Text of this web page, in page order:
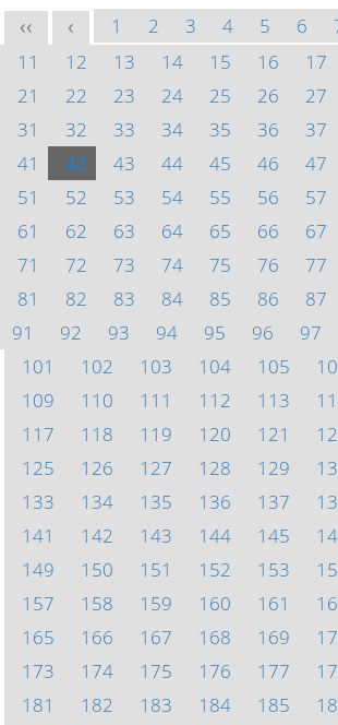
<< < 1 2 3 4 5 6
11
12 13 14 15 16 17
21
22 23 24 25 26 27
31
32 33 34 35 36 37
41
42 43 44 45 46 47
51
52 53 54 55 56 57
61
62 63 64 65 66 67
71
72 73 74 75 76 77
81
82 83 84 85 86 87
91
92 93 94 95 96 97
101
102 103 104 105
109
110 111 112 113
117
118 119 120 121
125
126 127 128 129
133
134 135 136 137
141
142 143 144 145
149
150 151 152 153
157
158 159 160 161
165
166 167 168 169
173
174 175 176 177
181
182 183 184 185